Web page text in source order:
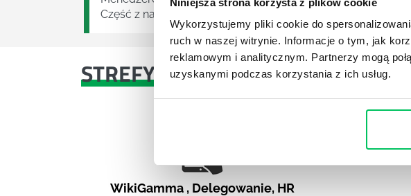
Niniejsza strona korzysta z plików cookie
Wykorzystujemy pliki cookie do
ruch w naszej witrynie. Informacje o tym, jak
reklamowym i analitycznym. Partnerzy mogą
uzyskanymi podczas korzystania z ich usług.
Część z nas doświadczyła przyjemności samodzielnego...
STREFY WIEDZY
WikiGamma , Delegowanie, HR